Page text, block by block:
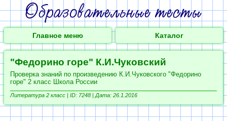
Главное меню Каталог
"Федорино горе" К.И.Чуковский
Проверка знаний по произведению К.И.Чуковского "Федорино
горе" 2 класс Школа России
Литература 2 класс | ID: 7248 | Дата: 26.1.2016